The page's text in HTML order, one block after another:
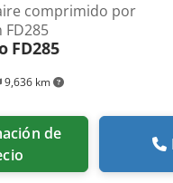
9,636 km
comprimido por
FD285